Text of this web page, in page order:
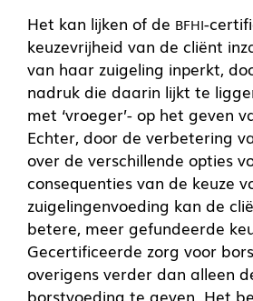
Het kan lijken of de BFHI-
keuzevrijheid van de cliënt
van haar zuigeling inperkt,
nadruk die daarin lijkt te
met ‘vroeger’- op het geven
Echter, door de verbetering
over de verschillende opties
consequenties van de keuze
zuigelingenvoeding kan de
betere, meer gefundeerde
Gecertificeerde zorg voor
overigens verder dan alleen
borstvoeding te geven. Het